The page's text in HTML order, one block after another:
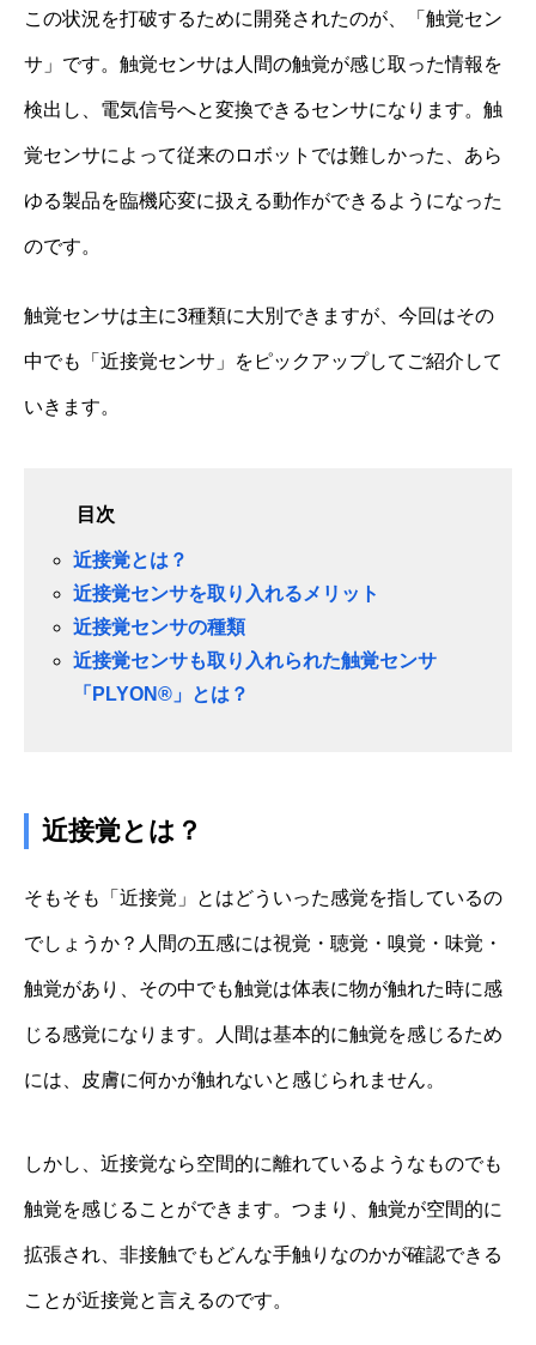
この状況を打破するために開発されたのが、「触覚セン
サ」です。触覚センサは人間の触覚が感じ取った情報を
検出し、電気信号へと変換できるセンサになります。触
覚センサによって従来のロボットでは難しかった、あら
ゆる製品を臨機応変に扱える動作ができるようになった
のです。
触覚センサは主に3種類に大別できますが、今回はその
中でも「近接覚センサ」をピックアップしてご紹介して
いきます。
目次
近接覚とは？
近接覚センサを取り入れるメリット
近接覚センサの種類
近接覚センサも取り入れられた触覚センサ
「PLYON®」とは？
近接覚とは？
そもそも「近接覚」とはどういった感覚を指しているの
でしょうか？人間の五感には視覚・聴覚・嗅覚・味覚・
触覚があり、その中でも触覚は体表に物が触れた時に感
じる感覚になります。人間は基本的に触覚を感じるため
には、皮膚に何かが触れないと感じられません。
しかし、近接覚なら空間的に離れているようなものでも
触覚を感じることができます。つまり、触覚が空間的に
拡張され、非接触でもどんな手触りなのかが確認できる
ことが近接覚と言えるのです。